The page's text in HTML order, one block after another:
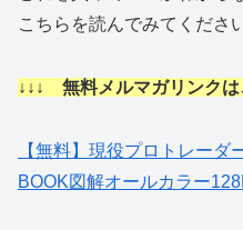
こちらを読んでみてくださ
↓↓↓ 無料メルマガリンク
【無料】現役プロトレー
BOOK図解オールカラー